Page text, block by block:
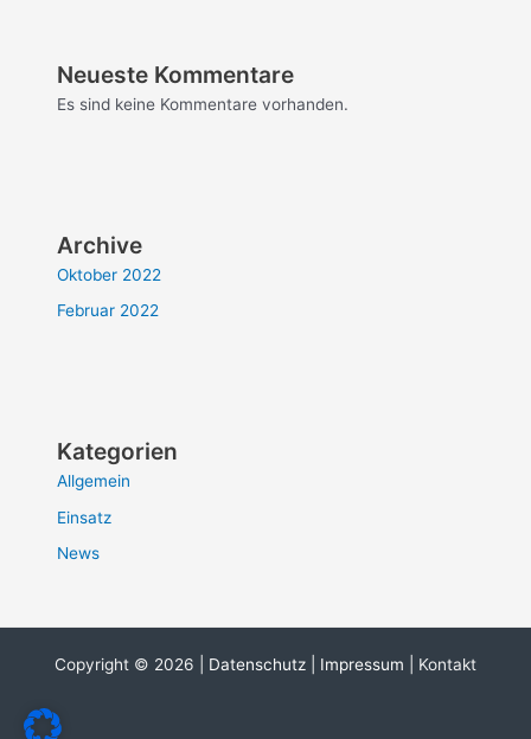
Neueste Kommentare
Es sind keine Kommentare vorhanden.
Archive
Oktober 2022
Februar 2022
Kategorien
Allgemein
Einsatz
News
Copyright © 2026 | Datenschutz Impressum | Kontakt